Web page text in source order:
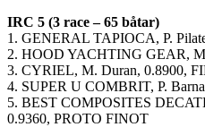
IRC 5 (3 race – 65 båtar)
1. GENERAL TAPIOCA, P.
2. HOOD YACHTING GEAR,
3. CYRIEL, M. Duran, 0.8900,
4. SUPER U COMBRIT, P.
5. BEST COMPOSITES
0.9360, PROTO FINOT